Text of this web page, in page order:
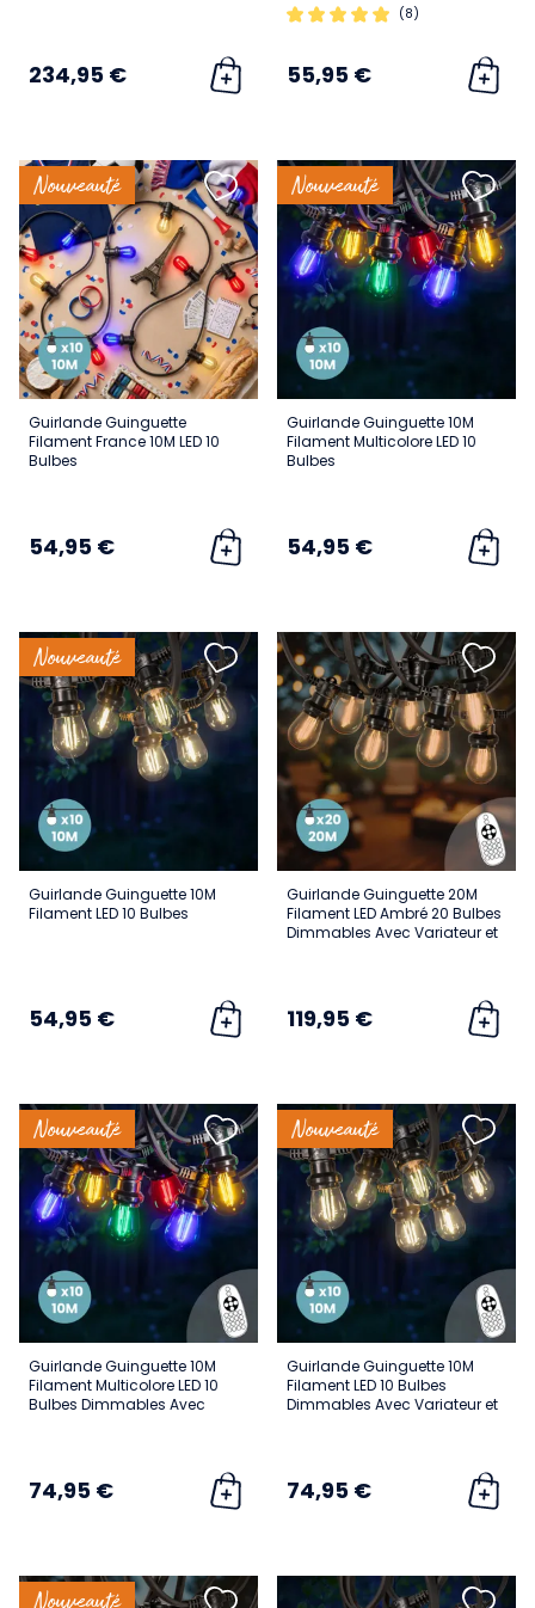
234,95 €
(8)
55,95 €
Guirlande Guinguette
Filament France 10M LED 10
Bulbes
54,95 €
Nouveauté
Guirlande Guinguette 10M
Filament Multicolore LED 10
Bulbes
54,95 €
Nouveauté
Guirlande Guinguette 10M
Filament LED 10 Bulbes
54,95 €
Nouveauté
Guirlande Guinguette 20M
Filament LED Ambré 20 Bulbes
Dimmables Avec Variateur et
119,95 €
Guirlande Guinguette 10M
Filament Multicolore LED 10
Bulbes Dimmables Avec
74,95 €
Nouveauté
Guirlande Guinguette 10M
Filament LED 10 Bulbes
Dimmables Avec Variateur et
74,95 €
Nouveauté